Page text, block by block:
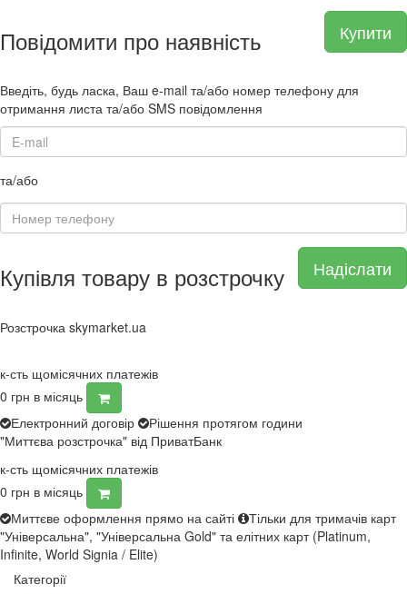
Купити
Повідомити про наявність
Введіть, будь ласка, Ваш e-mail та/або номер телефону для
отримання листа та/або SMS повідомлення
та/або
Надіслати
Купівля товару в розстрочку
Розстрочка skymarket.ua
к-сть щомісячних платежів
0 грн в місяць
Електронний договір
Рішення протягом години
"Миттєва розстрочка" від ПриватБанк
к-сть щомісячних платежів
0 грн в місяць
Миттєве оформлення прямо на сайті
Тільки для тримачів карт
"Універсальна", "Універсальна Gold" та елітних карт (Platinum,
Infinite, World Signia / Elite)
Категорії